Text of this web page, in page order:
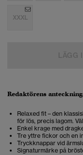
XXXL
Redaktörens
Relaxed fit – den
för lös, precis lagom.
Enkel krage med
Tre yttre fickor och en
Tryckknappar vid
Signaturmärke på